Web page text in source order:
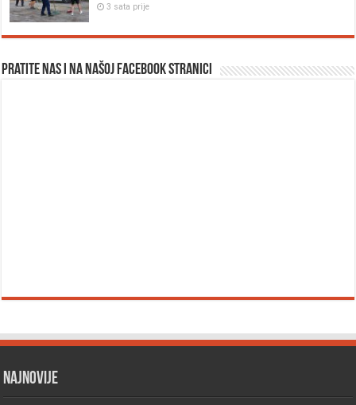
3 sata prije
Pratite nas i na našoj facebook stranici
Najnovije